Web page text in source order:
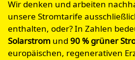
Wir denken und arbeiten
unsere Stromtarife
enthalten, oder? In Zahlen
Solarstrom und 90% grüner
europäischen, regenerativen